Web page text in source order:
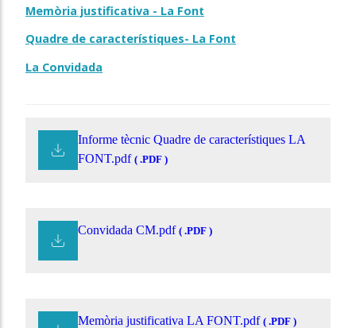
Memòria justificativa - La Font
Quadre de característiques- La Font
La Convidada
Informe tècnic Quadre de característiques LA
FONT.pdf ( .PDF )
Convidada CM.pdf ( .PDF )
Memòria justificativa LA FONT.pdf ( .PDF )